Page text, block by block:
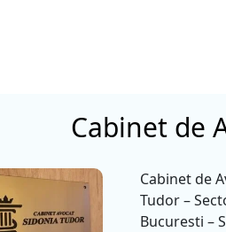
Cabinet de
Cabinet de
Tudor –
Bucuresti –